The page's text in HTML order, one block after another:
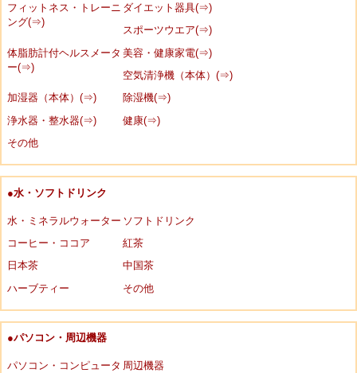
フィットネス・トレーニ
ング(⇒)
ダイエット器具(⇒)
スポーツウエア(⇒)
体脂肪計付ヘルスメータ
ー(⇒)
美容・健康家電(⇒)
空気清浄機（本体）(⇒)
加湿器（本体）(⇒)
除湿機(⇒)
浄水器・整水器(⇒)
健康(⇒)
その他
●水・ソフトドリンク
水・ミネラルウォーター ソフトドリンク
コーヒー・ココア
紅茶
日本茶
中国茶
ハーブティー
その他
●パソコン・周辺機器
パソコン・コンピュータ 周辺機器